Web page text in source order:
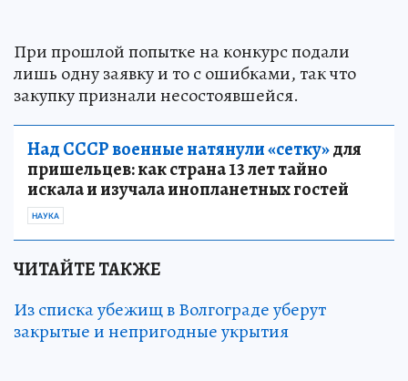
При прошлой попытке на конкурс подали
лишь одну заявку и то с ошибками, так что
закупку признали несостоявшейся.
Над СССР военные натянули «сетку»для
пришельцев: как страна 13 лет тайно
искала и изучала инопланетных гостей
НАУКА
ЧИТАЙТЕ ТАКЖЕ
Из списка убежищ в Волгограде уберут
закрытые и непригодные укрытия